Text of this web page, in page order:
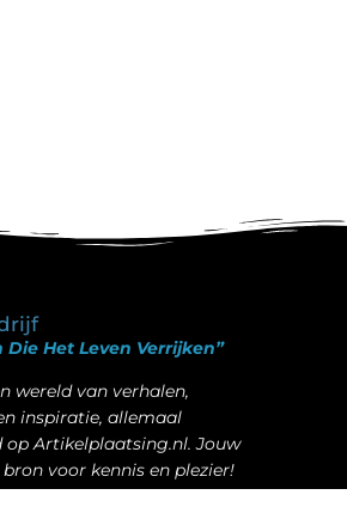
Die Het Leven Verrijken”
wereld van verhalen,
inspiratie, allemaal
op Artikelplaatsing.nl. Jouw
voor kennis en plezier!